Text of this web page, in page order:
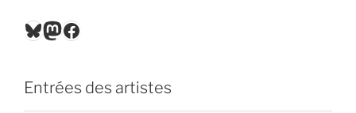
Bluesky
Mastodon
Facebook
Entrées des artistes